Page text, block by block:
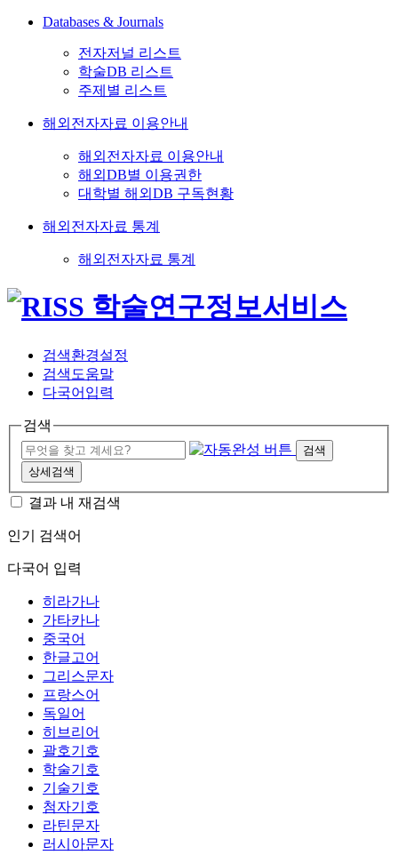
Databases & Journals
전자저널 리스트
학술DB 리스트
주제별 리스트
해외전자자료 이용안내
해외전자자료 이용안내
해외DB별 이용권한
대학별 해외DB 구독현황
해외전자자료 통계
해외전자자료 통계
검색환경설정
검색도움말
다국어입력
검색
검색
상세검색
결과 내 재검색
인기 검색어
다국어 입력
히라가나
가타카나
중국어
한글고어
그리스문자
프랑스어
독일어
히브리어
괄호기호
학술기호
기술기호
첨자기호
라틴문자
러시아문자